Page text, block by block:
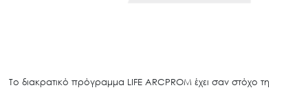
Το διακρατικό πρόγραμμα LIFE ARCPROM έχει σαν στόχο τη